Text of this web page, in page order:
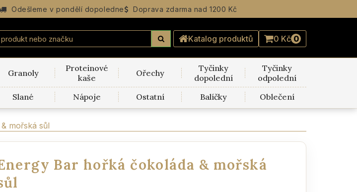
Odešleme vpondělí dopoledne Doprava zdarma nad 1200 Kč
Katalog produktů 0 Kč 0
Granoly
Proteinové
kaše
Ořechy
Tyčinky
dopolední
Tyčinky
odpolední
Slané Nápoje Ostatní Balíčky Oblečení
mořská sůl
Bar hořká čokoláda & mořská